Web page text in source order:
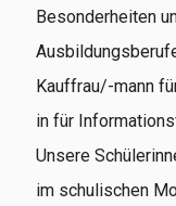
Besonderheiten
Kauffrau/-mann
in für
Unsere
im schulischen